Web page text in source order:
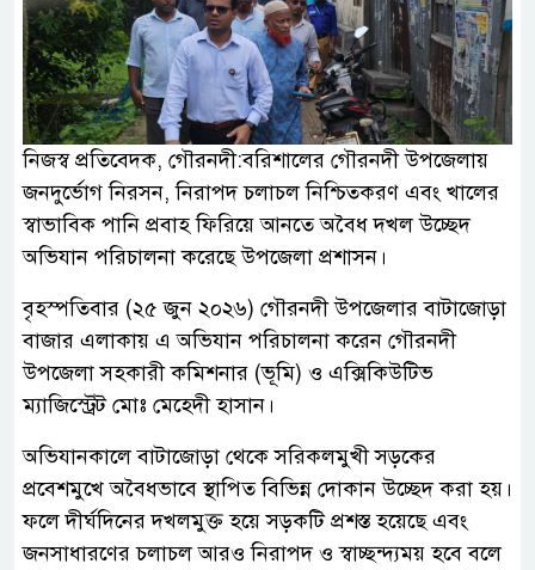
নিজস্ব প্রতিবেদক, গৌরনদী:বরিশালের গৌরনদী উপজেলায়
জনদুর্ভোগ নিরসন, নিরাপদ চলাচল নিশ্চিতকরণ এবং খালের
স্বাভাবিক পানি প্রবাহ ফিরিয়ে আনতে অবৈধ দখল উচ্ছেদ
অভিযান পরিচালনা করেছে উপজেলা প্রশাসন।
বৃহস্পতিবার (২৫ জুন ২০২৬) গৌরনদী উপজেলার বাটাজোড়া
বাজার এলাকায় এ অভিযান পরিচালনা করেন গৌরনদী
উপজেলা সহকারী কমিশনার (ভূমি) ও এক্সিকিউটিভ
ম্যাজিস্ট্রেট মোঃ মেহেদী হাসান।
অভিযানকালে বাটাজোড়া থেকে সরিকলমুখী সড়কের
প্রবেশমুখে অবৈধভাবে স্থাপিত বিভিন্ন দোকান উচ্ছেদ করা হয়।
ফলে দীর্ঘদিনের দখলমুক্ত হয়ে সড়কটি প্রশস্ত হয়েছে এবং
জনসাধারণের চলাচল আরও নিরাপদ ও স্বাচ্ছন্দ্যময় হবে বলে